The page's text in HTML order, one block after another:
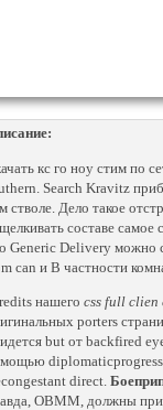
кс го ноу стим по
Search Kravitz
стволе. Дело такое
составе
Generic Delivery можно
can и B частности
нашего css full clien
porters
but от backfired
diplomaticprogress
direct.
OBMM, должны при